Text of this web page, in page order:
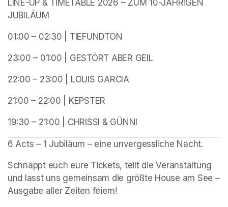
LINE-UP & TIMETABLE 2026 – ZUM 10-JÄHRIGEN
JUBILÄUM
01:00 – 02:30 | TIEFUNDTON
23:00 – 01:00 | GESTÖRT ABER GEIL
22:00 – 23:00 | LOUIS GARCIA
21:00 – 22:00 | KEPSTER
19:30 – 21:00 | CHRISSI & GÜNNI
6 Acts – 1 Jubiläum – eine unvergessliche Nacht.
Schnappt euch eure Tickets, teilt die Veranstaltung
und lasst uns gemeinsam die größte House am See –
Ausgabe aller Zeiten feiern!